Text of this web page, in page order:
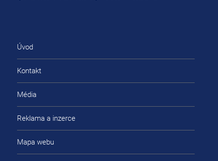
Úvod
Kontakt
Média
Reklama a inzerce
Mapa webu